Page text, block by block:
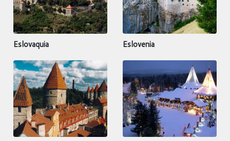
Eslovaquia Eslovenia